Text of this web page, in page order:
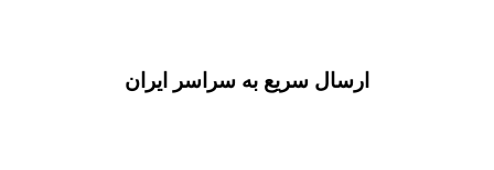
ارسال سریع به سراسر ایران